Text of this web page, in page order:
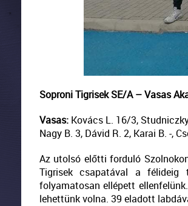
Soproni Tigrisek SE/A – Vasas
Vasas: Kovács L. 16/3,
Nagy B. 3, Dávid R. 2, Karai B. -,
Az utolsó előtti forduló
Tigrisek csapatával a
folyamatosan ellépett
lehettünk volna. 39 eladott